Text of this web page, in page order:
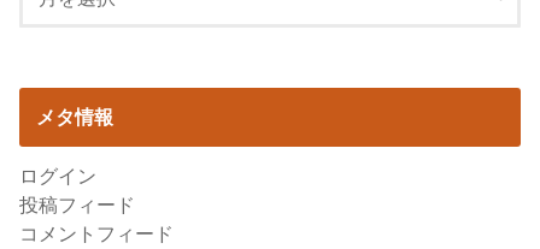
メタ情報
ログイン
投稿フィード
コメントフィード